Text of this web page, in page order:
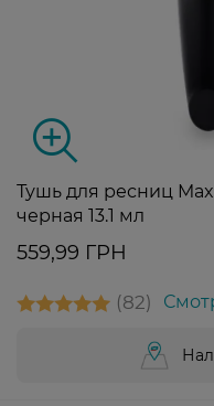
Тушь для ресниц
черная 13.1 мл
559,99 ГРН
82